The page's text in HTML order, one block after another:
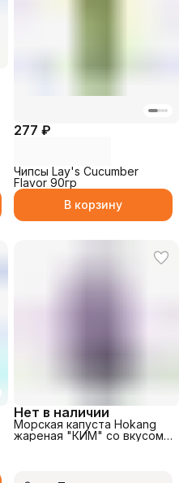
277 ₽
Чипсы Lay's Cucumber
Flavor 90гр
В корзину
Нет в наличии
Морская капуста Hokang
жареная "КИМ" со вкусом